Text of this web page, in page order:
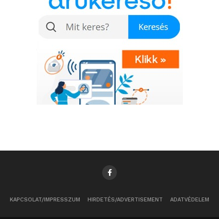
További friss híreket talál a
www.sziamaci.hu
főoldalán! Kövesse a technológiai híreket és
KAPCSOLAT/IMPRESSZUM HIRDETÉS/ADVERTISEMENT ADATVÉDELEM